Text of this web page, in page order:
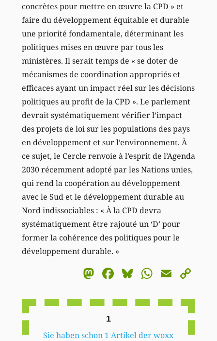
concrètes pour mettre en œuvre la CPD » et
faire du développement équitable et durable
une priorité fondamentale, déterminant les
politiques mises en œuvre par tous les
ministères. Il serait temps de « se doter de
mécanismes de coordination appropriés et
efficaces ayant un impact réel sur les décisions
politiques au profit de la CPD ». Le parlement
devrait systématiquement vérifier l’impact
des projets de loi sur les populations des pays
en développement et sur l’environnement. À
ce sujet, le Cercle renvoie à l’esprit de l’Agenda
2030 récemment adopté par les Nations unies,
qui rend la coopération au développement
avec le Sud et le développement durable au
Nord indissociables : « À la CPD devra
systématiquement être rajouté un ‘D’ pour
former la cohérence des politiques pour le
développement durable. »
Mastodon
Facebook
BlueskyEmail
1
Sie haben schon 1 Artikel der woxx